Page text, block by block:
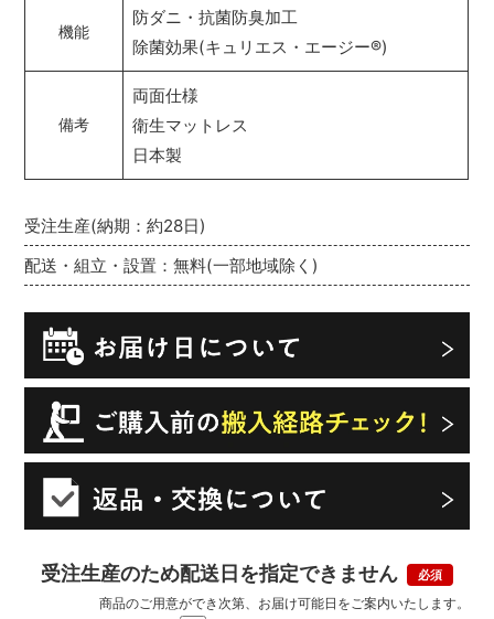
受注生産(納期：約28日)
配送・組立・設置：無料(一部地域除く)
受注生産のため配送日を指定できません
商品のご用意ができ次第、お届け可能日をご案内いたします。
機能
防ダニ・抗菌防臭加工
除菌効果(キュリエス・エージー®)
備考
両面仕様
衛生マットレス
日本製